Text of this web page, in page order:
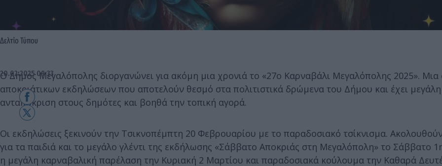
Δελτίο Τύπου
20.02.2025 09:33
Ο Δήμος Μεγαλόπολης διοργανώνει για ακόμη μια χρονιά το «27ο Καρναβάλι Μεγαλόπολης 2025». Μια
αποκριάτικων εκδηλώσεων που αποτελούν θεσμό στα πολιτιστικά δρώμενα του Δήμου και έχει μεγάλη
ανταπόκριση στους δημότες και βοηθά την τοπική αγορά.
Οι εκδηλώσεις ξεκινούν την Τσικνοπέμπτη 20 Φεβρουαρίου με το παραδοσιακό τσίκνισμα.
για τα παιδιά και το μεγάλο γλέντι της εκδήλωσης «Σάββατο Αποκριάς στη Μεγαλόπολη» το Σάββατο
η μεγάλη καρναβαλική παρέλαση την Κυριακή 2 Μαρτίου και παραδοσιακά κούλουμα την Καθαρά